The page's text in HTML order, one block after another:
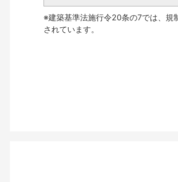
※建築基準法施行令20条の7では、
されています。